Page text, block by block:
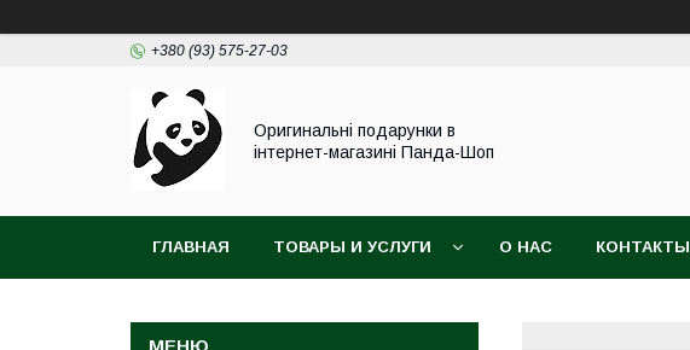
+380 (93) 575-27-03
Оригинальні подарунки в
інтернет-магазині Панда-Шоп
ГЛАВНАЯ ТОВАРЫ И УСЛУГИ О НАС КОНТАКТЫ